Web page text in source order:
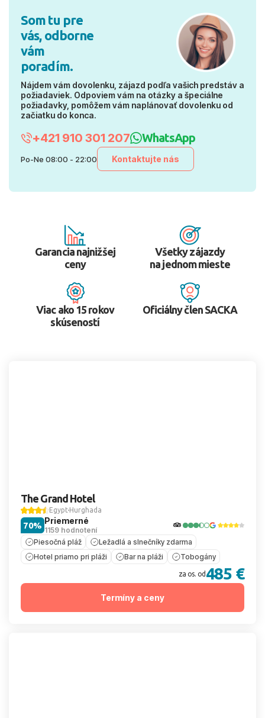
Som tu pre
vás, odborne
vám
poradím.
Nájdem vám dovolenku, zájazd podľa vašich predstáv a
požiadaviek. Odpoviem vám na otázky a špeciálne
požiadavky, pomôžem vám naplánovať dovolenku od
začiatku do konca.
+421 910 301 207 WhatsApp
Po-Ne 08:00 - 22:00 Kontaktujte nás
Garancia najnižšej
ceny
Všetky zájazdy
na jednom mieste
Viac ako 15 rokov
skúseností
Oficiálny člen SACKA
The Grand Hotel
Egypt Hurghada
Priemerné
1159 hodnotení
70%
Piesočná pláž
Ležadlá a slnečníky zdarma
Hotel priamo pri pláži
Bar na pláži Tobogány
za os. od 485 €
Termíny a ceny